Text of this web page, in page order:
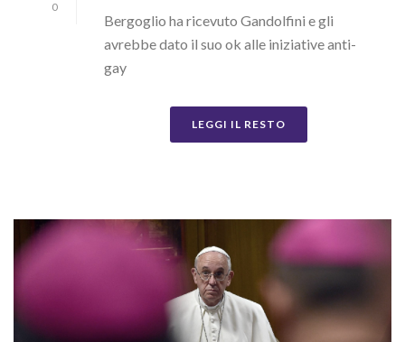
0
Bergoglio ha ricevuto Gandolfini e gli
avrebbe dato il suo ok alle iniziative anti-
gay
LEGGI IL RESTO